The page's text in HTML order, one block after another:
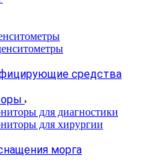
средства
для диагностики
для хирургии
морга